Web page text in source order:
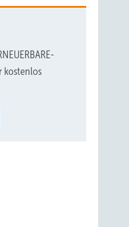
kostenlos